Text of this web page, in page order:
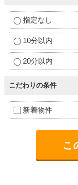
指定なし
10分以内
20分以内
こだわりの条件
新着物件